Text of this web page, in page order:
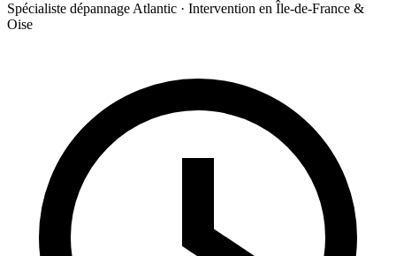
Spécialiste dépannage Atlantic · Intervention en Île-de-France &
Oise